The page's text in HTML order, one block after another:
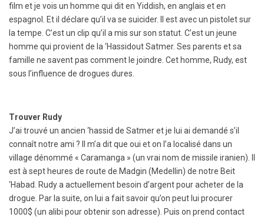
film et je vois un homme qui dit en Yiddish, en anglais et en
espagnol. Et il déclare qu’il va se suicider. Il est avec un pistolet sur
la tempe. C’est un clip qu’il a mis sur son statut. C’est un jeune
homme qui provient de la ‘Hassidout Satmer. Ses parents et sa
famille ne savent pas comment le joindre. Cet homme, Rudy, est
sous l’influence de drogues dures.
Trouver Rudy
J’ai trouvé un ancien ‘hassid de Satmer et je lui ai demandé s’il
connaît notre ami ? Il m’a dit que oui et on l’a localisé dans un
village dénommé « Caramanga » (un vrai nom de missile iranien). Il
est à sept heures de route de Madgin (Medellin) de notre Beit
‘Habad. Rudy a actuellement besoin d’argent pour acheter de la
drogue. Par la suite, on lui a fait savoir qu’on peut lui procurer
1000$ (un alibi pour obtenir son adresse). Puis on prend contact